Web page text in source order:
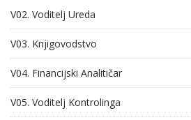
V02. Voditelj Ureda
V03. Knjigovodstvo
V04. Financijski Analitičar
V05. Voditelj Kontrolinga